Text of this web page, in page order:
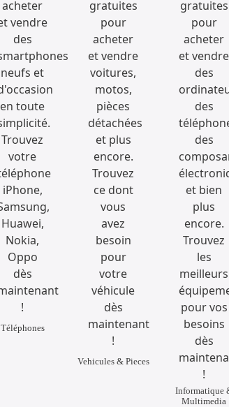
Téléphones
Vehicules & Pieces
Informatique
Multimedia